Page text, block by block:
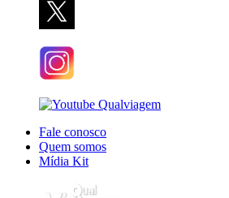
Fale conosco
Quem somos
Mídia Kit